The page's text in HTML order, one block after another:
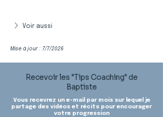
Voir aussi
Mise à jour : 7/7/2026
Recevoir les "Tips Coaching" de
Baptiste
Vous recevrez un e-mail par mois sur lequel je
partage des vidéos et récits pour encourager
votre progression